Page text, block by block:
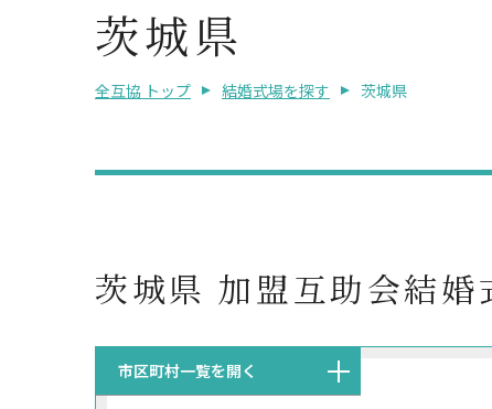
茨城県
全互協 トップ 結婚式場を探す 茨城県
茨城県 加盟互助会結婚
市区町村一覧を開く